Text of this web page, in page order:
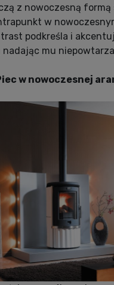
z nowoczesną formą
w
podkreśla i
mu
w nowoczesnej